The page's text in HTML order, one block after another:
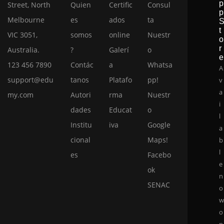
Street, North
Melbourne
VIC 3051,
Australia.
123 456 7890
support@edu
my.com
Quien
es
somos
?
Contác
tanos
Autori
dades
Institu
cional
es
Certific
ados
online
Galerí
a
Platafo
rma
Educat
iva
Consul
ta
Nuestr
o
Whatsa
pp!
Nuestr
o
Google
Maps!
Facebo
ok
SENAC
p
p
t
o
r
e
A
v
a
i
l
a
b
l
e
n
o
w
o